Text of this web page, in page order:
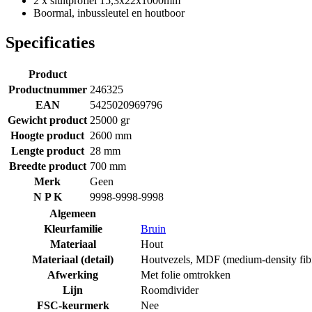
Boormal, inbussleutel en houtboor
Specificaties
Product
Productnummer 246325
EAN
5425020969796
Gewicht product 25000 gr
Hoogte product 2600 mm
Lengte product 28 mm
Breedte product 700 mm
Merk
Geen
N P K
9998-9998-9998
Algemeen
Kleurfamilie
Bruin
Materiaal
Hout
Materiaal (detail)
Houtvezels, MDF (medium-density
Afwerking
Met folie omtrokken
Lijn
Roomdivider
FSC-keurmerk
Nee